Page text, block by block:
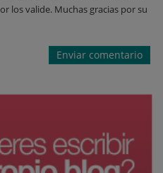
los valide. Muchas gracias por su